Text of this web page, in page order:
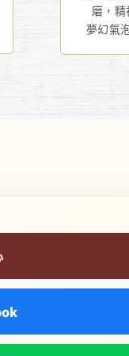
磨，精
夢幻氣